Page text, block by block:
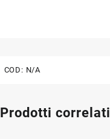
COD: N/A
Prodotti correlati